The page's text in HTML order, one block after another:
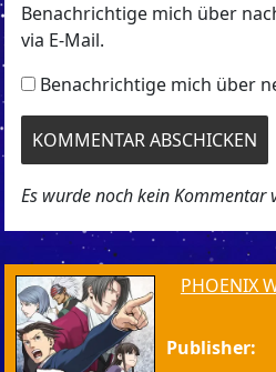
Benachrichtige mich über
via E-Mail.
Benachrichtige mich über
Es wurde noch kein Kommentar
PHOENIX
Publisher: